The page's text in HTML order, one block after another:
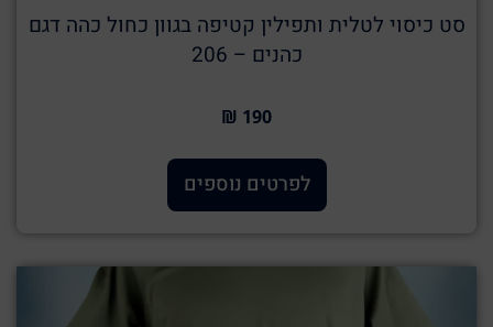
סט כיסוי לטלית ותפילין קטיפה בגוון כחול כהה דגם
כהנים – 206
190 ₪
לפרטים נוספים